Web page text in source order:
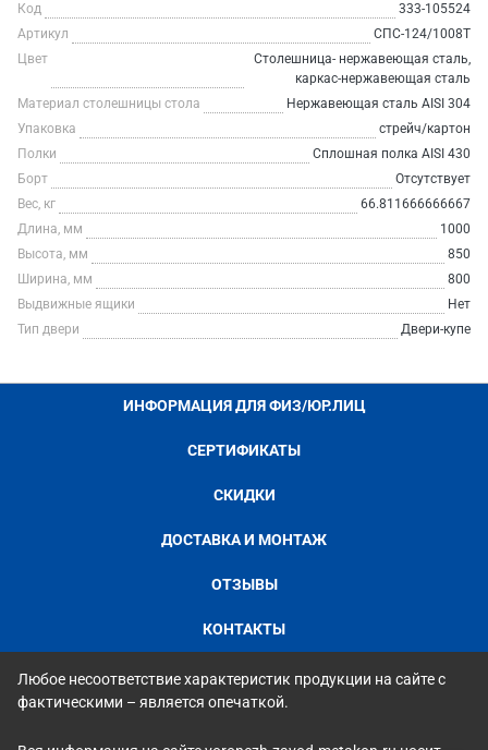
Код
333-105524
Артикул
СПС-124/1008Т
Цвет
Столешница- нержавеющая сталь,
каркас-нержавеющая сталь
Материал столешницы стола
Нержавеющая сталь AISI 304
Упаковка
стрейч/картон
Полки
Сплошная полка AISI 430
Борт
Отсутствует
Вес, кг
66.811666666667
Длина, мм
1000
Высота, мм
850
Ширина, мм
800
Выдвижные ящики
Нет
Тип двери
Двери-купе
ИНФОРМАЦИЯ ДЛЯ ФИЗ/ЮР.ЛИЦ
СЕРТИФИКАТЫ
СКИДКИ
ДОСТАВКА И МОНТАЖ
ОТЗЫВЫ
КОНТАКТЫ
Любое несоответствие характеристик продукции на сайте с
фактическими – является опечаткой.